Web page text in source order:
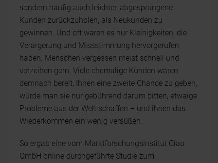
sondern häufig auch leichter, abgesprungene
Kunden zurückzuholen, als Neukunden zu
gewinnen. Und oft waren es nur Kleinigkeiten, die
Verärgerung und Missstimmung hervorgerufen
haben. Menschen vergessen meist schnell und
verzeihen gern. Viele ehemalige Kunden wären
demnach bereit, Ihnen eine zweite Chance zu geben,
würde man sie nur gebührend darum bitten, etwaige
Probleme aus der Welt schaffen – und ihnen das
Wiederkommen ein wenig versüßen.
So ergab eine vom Marktforschungsinstitut Ciao
GmbH online durchgeführte Studie zum